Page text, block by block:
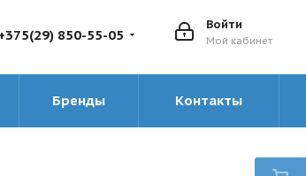
Войти
Мой кабинет
850-55-05
Бренды Контакты